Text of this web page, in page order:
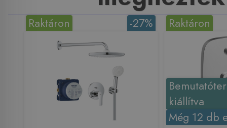
-27%
Raktáron
kiállítva
Még 12 db
Raktáron